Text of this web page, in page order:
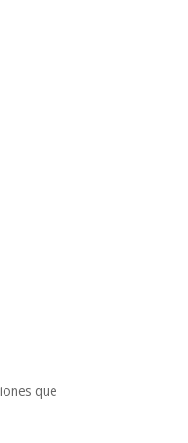
que